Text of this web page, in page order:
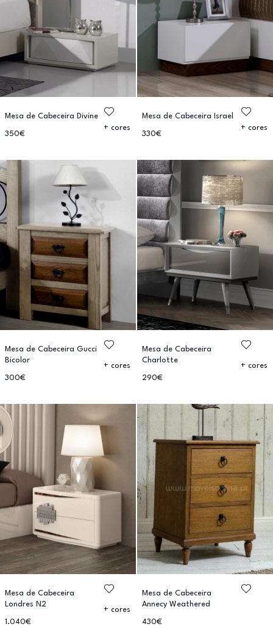
Mesa de Cabeceira Divine
350€
+ cores
Mesa de Cabeceira Israel
330€
+ cores
Mesa de Cabeceira Gucci
Bicolor
300€
+ cores
Mesa de Cabeceira
Charlotte
290€
+ cores
Mesa de Cabeceira
Londres N2
1.040€
+ cores
Mesa de Cabeceira
Annecy Weathered
430€